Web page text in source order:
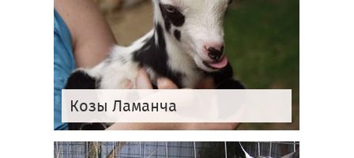
Козы Ламанча